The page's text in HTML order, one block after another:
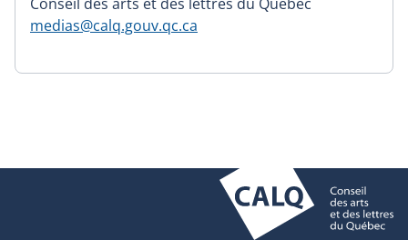
Conseil des arts et des lettres du Québec
medias@calq.gouv.qc.ca